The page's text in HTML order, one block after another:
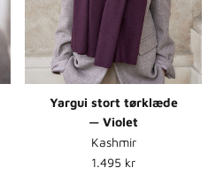
Yargui stort tørklæde
— Violet
Kashmir
Normalpris
1.495 kr